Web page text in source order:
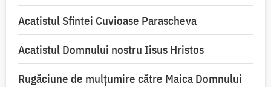
Acatistul Sfintei Cuvioase Parascheva
Acatistul Domnului nostru Iisus Hristos
Rugăciune de mulţumire către Maica Domnului